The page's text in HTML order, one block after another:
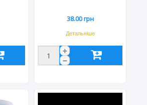
38.00 грн
Детальніше